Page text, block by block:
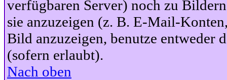
verfügbaren Server) noch zu
sie anzuzeigen (z. B. E-Mail-
Bild anzuzeigen, benutze
(sofern erlaubt).
Nach oben